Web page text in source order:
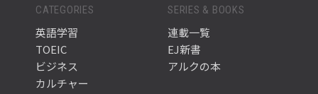
CATEGORIES
英語学習
TOEIC
ビジネス
カルチャー
SERIES & BOOKS
連載一覧
EJ新書
アルクの本